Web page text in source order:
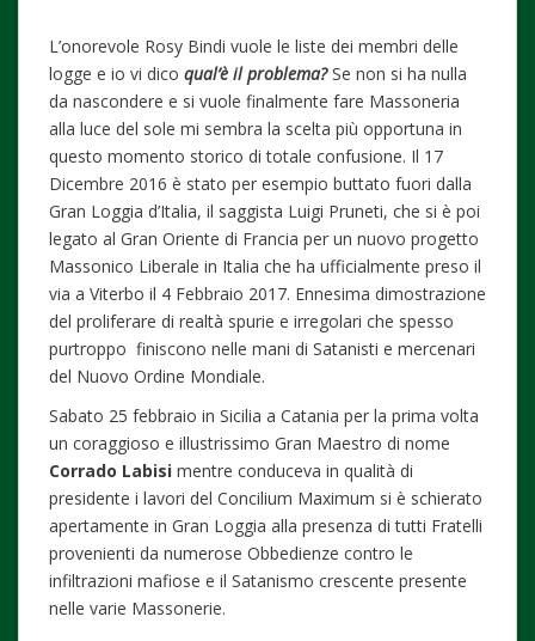
L’onorevole Rosy Bindi vuole le liste dei membri delle
logge e io vi dico qual’è il problema?Se non si ha nulla
da nascondere e si vuole finalmente fare Massoneria
alla luce del sole mi sembra la scelta più opportuna in
questo momento storico di totale confusione. Il 17
Dicembre 2016 è stato per esempio buttato fuori dalla
Gran Loggia d’Italia, il saggista Luigi Pruneti, che si è poi
legato al Gran Oriente di Francia per un nuovo progetto
Massonico Liberale in Italia che ha ufficialmente preso il
via a Viterbo il 4 Febbraio 2017. Ennesima dimostrazione
del proliferare di realtà spurie e irregolari che spesso
purtroppo finiscono nelle mani di Satanisti e mercenari
del Nuovo Ordine Mondiale.
Sabato 25 febbraio in Sicilia a Catania per la prima volta
un coraggioso e illustrissimo Gran Maestro di nome
Corrado Labisi mentre conduceva in qualità di
presidente i lavori del Concilium Maximum si è schierato
apertamente in Gran Loggia alla presenza di tutti Fratelli
provenienti da numerose Obbedienze contro le
infiltrazioni mafiose e il Satanismo crescente presente
nelle varie Massonerie.